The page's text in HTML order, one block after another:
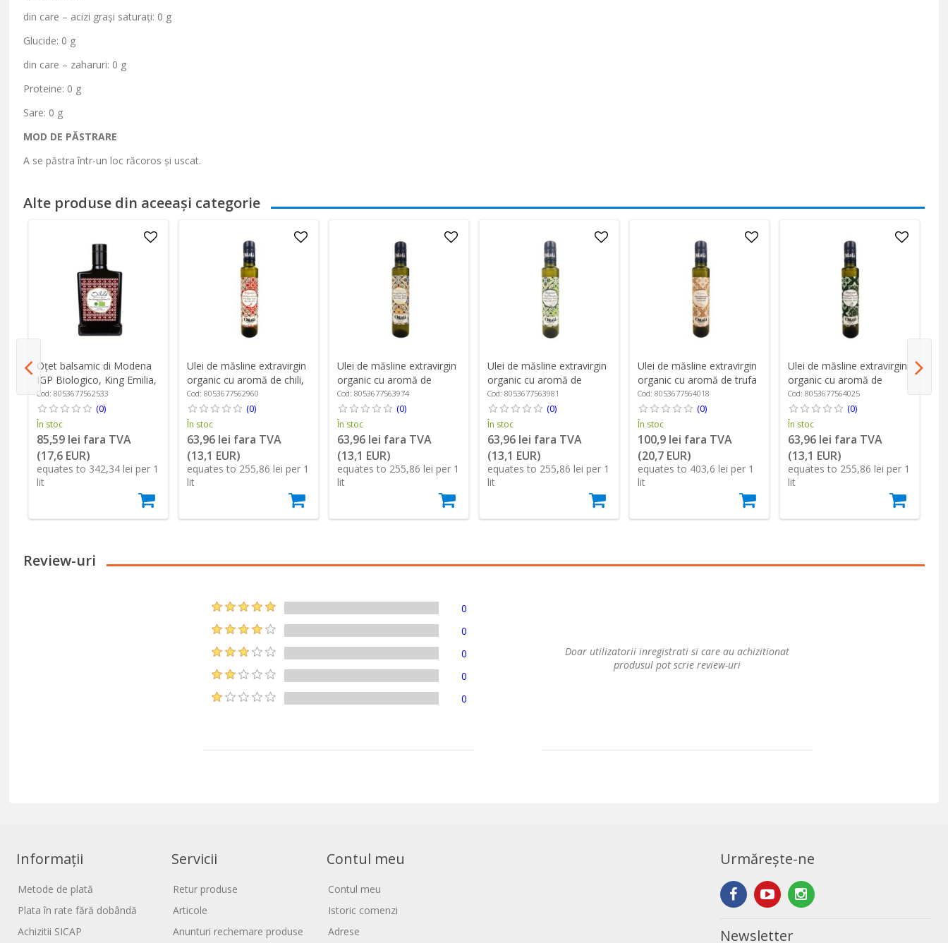
din care – acizi grași saturați: 0 g
Glucide: 0 g
din care – zaharuri: 0 g
Proteine: 0 g
Sare: 0 g
MOD DE PĂSTRARE
A se păstraîntr-un loc răcoros și uscat.
Alte produse din aceeași categorie
Oțet balsamic di Modena
IGP Biologico, King Emilia,
250 ml ℮, Oilalá
Cod: 8053677562533
(0)
În stoc
85,59 lei fara TVA
(17,6 EUR)
equates to 342,34 lei per 1
lit
Ulei de măsline extravirgin
organic cu aromă de chili,
250 ml ℮, Oilalá
Cod: 8053677562960
(0)
În stoc
63,96 lei fara TVA
(13,1 EUR)
equates to 255,86 lei per 1
lit
Ulei de măsline extravirgin
organic cu aromă de
portocala, 250 ml ℮, Oilalá
Cod: 8053677563974
(0)
În stoc
63,96 lei fara TVA
(13,1 EUR)
equates to 255,86 lei per 1
lit
Ulei de măsline extravirgin
organic cu aromă de
busuioc, 250 ml ℮, Oilalá
Cod: 8053677563981
(0)
În stoc
63,96 lei fara TVA
(13,1 EUR)
equates to 255,86 lei per 1
lit
Ulei de măsline extravirgin
organic cu aromă de trufa
alba, 250 ml ℮, Oilalá
Cod: 8053677564018
(0)
În stoc
100,9 lei fara TVA
(20,7 EUR)
equates to 403,6 lei per 1
lit
Ulei de măsline extravirgin
organic cu aromă de
oregano, 250 ml ℮, Oilalá
Cod: 8053677564025
(0)
În stoc
63,96 lei fara TVA
(13,1 EUR)
equates to 255,86 lei per 1
lit
Review-uri
0
0
0
0
0
Doar utilizatorii inregistrati si care au achizitionat
produsul pot scrie review-uri
Informații
Metode de plată
Plata în rate fără dobândă
Achizitii SICAP
Servicii
Retur produse
Articole
Anunturi rechemare produse
Contul meu
Contul meu
Istoric comenzi
Adrese
Urmărește-ne
Newsletter